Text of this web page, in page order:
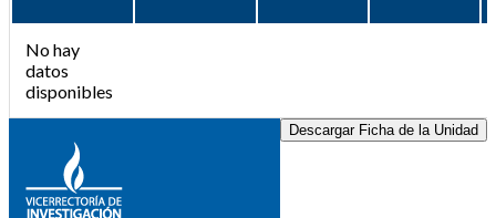
No hay
datos
disponibles
Descargar Ficha de la Unidad